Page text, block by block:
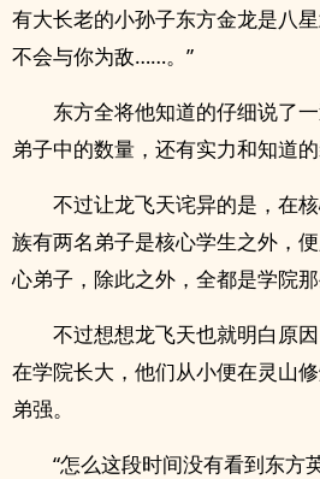
有大长老的小孙子东方金龙是八
不会与你为敌……。”
东方全将他知道的仔细说了
弟子中的数量，还有实力和知道的
不过让龙飞天诧异的是，在
族有两名弟子是核心学生之外，
心弟子，除此之外，全都是学院
不过想想龙飞天也就明白原
在学院长大，他们从小便在灵山
弟强。
“怎么这段时间没有看到东方